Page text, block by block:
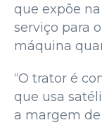
que expõe
serviço para
máquina
“O trator é
que usa
a margem